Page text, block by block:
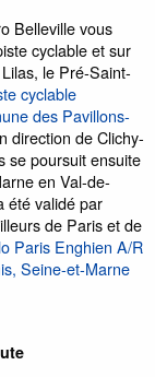
Belleville vous
cyclable et sur
le Pré-Saint-
cyclable
des Pavillons-
direction de Clichy-
se poursuit ensuite
en Val-de-
été validé par
de Paris et de
Paris Enghien A/R
Seine-et-Marne